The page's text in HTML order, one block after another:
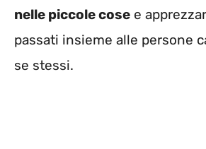
nelle piccole cose e
passati insieme alle persone
se stessi.